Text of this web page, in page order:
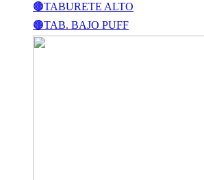
🟤TABURETE ALTO
🟤TAB. BAJO PUFF